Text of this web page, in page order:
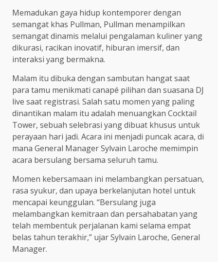
Memadukan gaya hidup kontemporer dengan
semangat khas Pullman, Pullman menampilkan
semangat dinamis melalui pengalaman kuliner yang
dikurasi, racikan inovatif, hiburan imersif, dan
interaksi yang bermakna.
Malam itu dibuka dengan sambutan hangat saat
para tamu menikmati canapé pilihan dan suasana DJ
live saat registrasi. Salah satu momen yang paling
dinantikan malam itu adalah menuangkan Cocktail
Tower, sebuah selebrasi yang dibuat khusus untuk
perayaan hari jadi. Acara ini menjadi puncak acara, di
mana General Manager Sylvain Laroche memimpin
acara bersulang bersama seluruh tamu.
Momen kebersamaan ini melambangkan persatuan,
rasa syukur, dan upaya berkelanjutan hotel untuk
mencapai keunggulan. “Bersulang juga
melambangkan kemitraan dan persahabatan yang
telah membentuk perjalanan kami selama empat
belas tahun terakhir,” ujar Sylvain Laroche, General
Manager.